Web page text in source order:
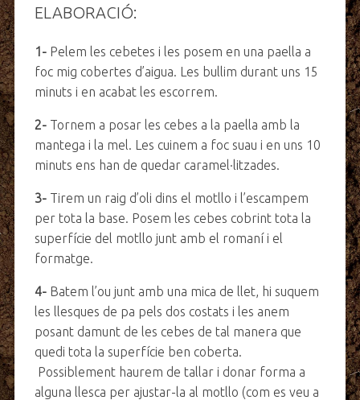
ELABORACIÓ:
1-Pelem les cebetes i les posem en una paella a
foc mig cobertes d’aigua. Les bullim durant uns 15
minuts i en acabat les escorrem.
2- Tornem a posar les cebes a la paella amb la
mantega i la mel. Les cuinem a foc suau i en uns 10
minuts ens han de quedar caramel·litzades.
3-Tirem un raig d’oli dins el motllo i l’escampem
per tota la base. Posem les cebes cobrint tota la
superfície del motllo junt amb el romaní i el
formatge.
4-Batem l’ou junt amb una mica de llet, hi suquem
les llesques de pa pels dos costats i les anem
posant damunt de les cebes de tal manera que
quedi tota la superfície ben coberta.
Possiblement haurem de tallar i donar forma a
alguna llesca per ajustar-la al motllo (com es veu a